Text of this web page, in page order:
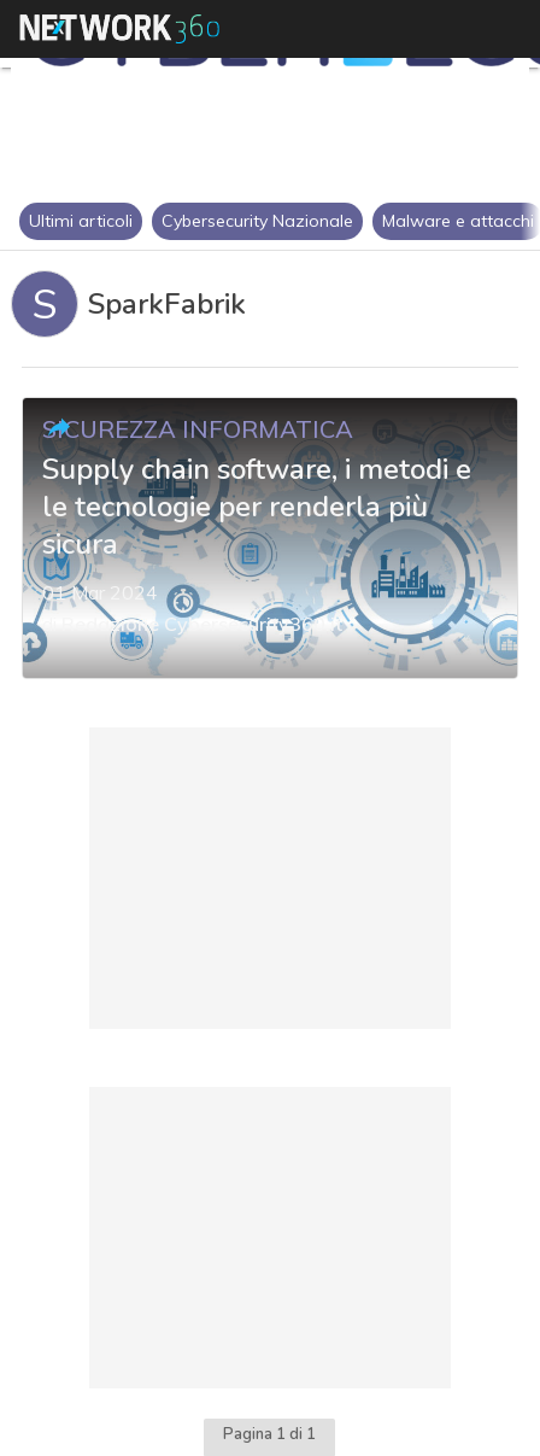
Ultimi articoli Cybersecurity Nazionale Malware e attacchi
S SparkFabrik
SICUREZZA INFORMATICA
Supply chain software, i metodi e
le tecnologie per renderla più
sicura
01 Mar 2024
di
Redazione Cybersecurity360.it
Pagina 1 di 1